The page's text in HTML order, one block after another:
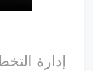
إدارة